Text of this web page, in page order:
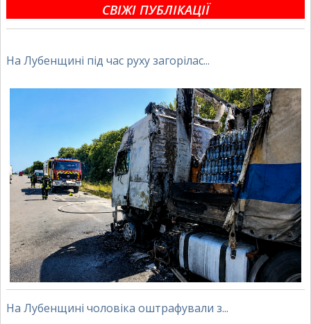
СВІЖІ ПУБЛІКАЦІЇ
На Лубенщині під час руху загорілас...
На Лубенщині чоловіка оштрафували з...